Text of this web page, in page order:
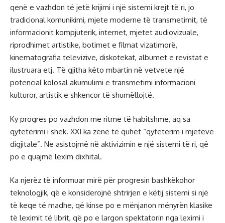
qenë e vazhdon të jetë krijimi i një sistemi krejt të ri, jo
tradicional komunikimi, mjete moderne të transmetimit, të
informacionit kompjuterik, internet, mjetet audiovizuale,
riprodhimet artistike, botimet e filmat vizatimorë,
kinematografia televizive, diskotekat, albumet e revistat e
ilustruara etj. Të gjitha këto mbartin në vetvete një
potencial kolosal akumulimi e transmetimi informacioni
kulturor, artistik e shkencor të shumëllojtë.
Ky progres po vazhdon me ritme të habitshme, aq sa
qytetërimi i shek. XXI ka zënë të quhet “qytetërim i mjeteve
digjitale”. Ne asistojmë në aktivizimin e një sistemi të ri, që
po e quajmë lexim dixhital.
Ka njerëz të informuar mirë për progresin bashkëkohor
teknologjik, që e konsiderojnë shtrirjen e këtij sistemi si një
të keqe të madhe, që kinse po e mënjanon mënyrën klasike
të leximit të librit, që po e largon spektatorin nga leximi i